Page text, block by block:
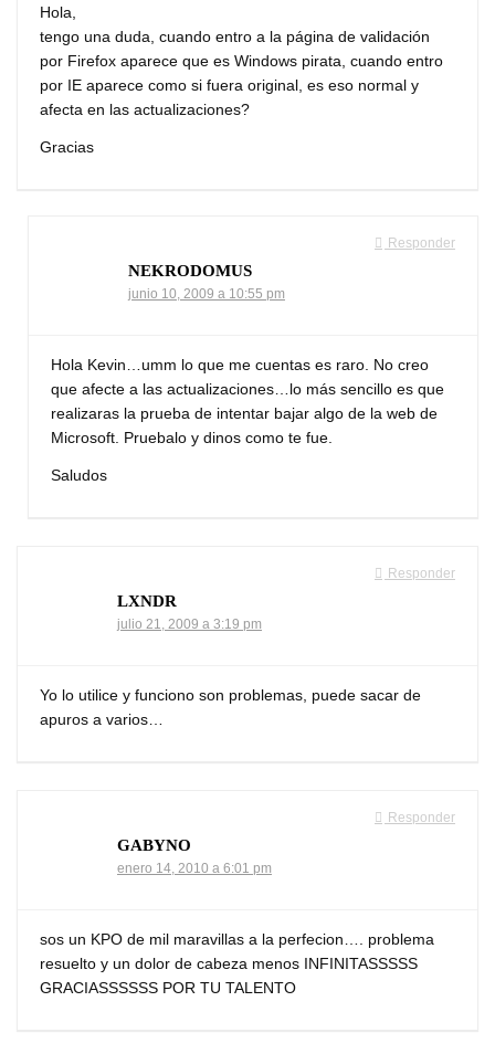
Hola,
tengo una duda, cuando entro a la página de validación
por Firefox aparece que es Windows pirata, cuando entro
por IE aparece como si fuera original, es eso normal y
afecta en las actualizaciones?
Gracias
Responder
NEKRODOMUS
junio 10, 2009 a 10:55 pm
Hola Kevin…umm lo que me cuentas es raro. No creo
que afecte a las actualizaciones…lo más sencillo es que
realizaras la prueba de intentar bajar algo de la web de
Microsoft. Pruebalo y dinos como te fue.
Saludos
Responder
LXNDR
julio 21, 2009 a 3:19 pm
Yo lo utilice y funciono son problemas, puede sacar de
apuros a varios…
Responder
GABYNO
enero 14, 2010 a 6:01 pm
sos un KPO de mil maravillas a la perfecion…. problema
resuelto y un dolor de cabeza menos INFINITASSSSS
GRACIASSSSSS POR TU TALENTO